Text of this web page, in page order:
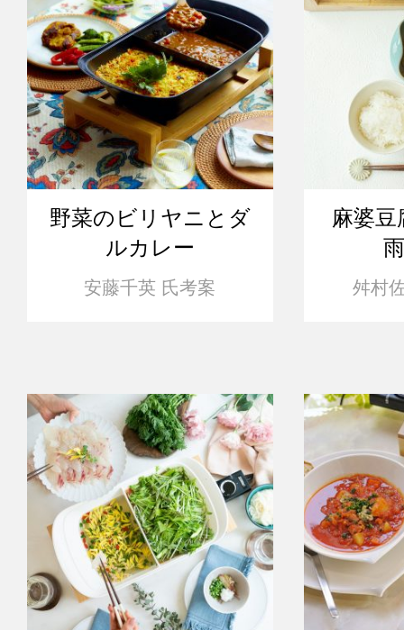
野菜のビリヤニとダ
ルカレー
安藤千英 氏考案
麻婆
舛村